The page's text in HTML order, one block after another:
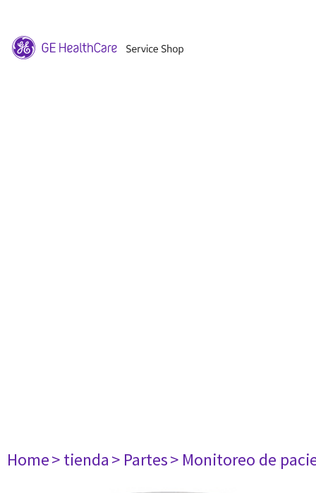
Home> tienda> Partes> Monitoreo de